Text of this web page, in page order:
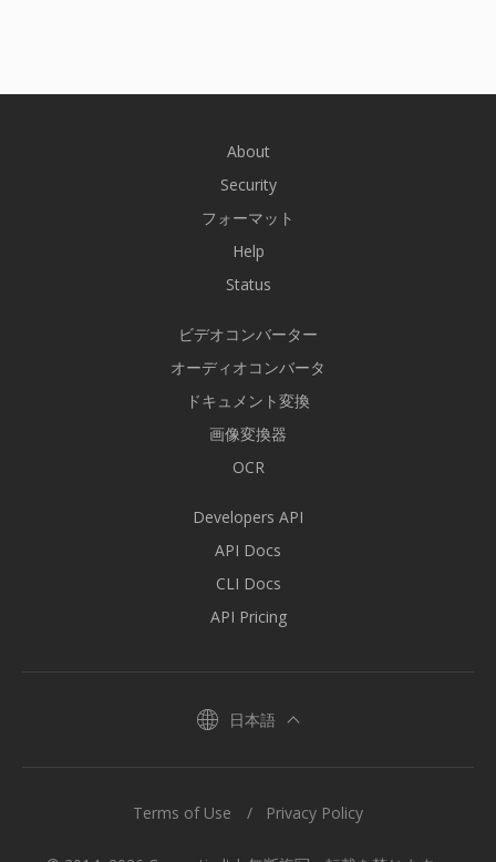
About
Security
フォーマット
Help
Status
ビデオコンバーター
オーディオコンバータ
ドキュメント変換
画像変換器
OCR
Developers API
API Docs
CLI Docs
API Pricing
日本語
Terms of Use Privacy Policy